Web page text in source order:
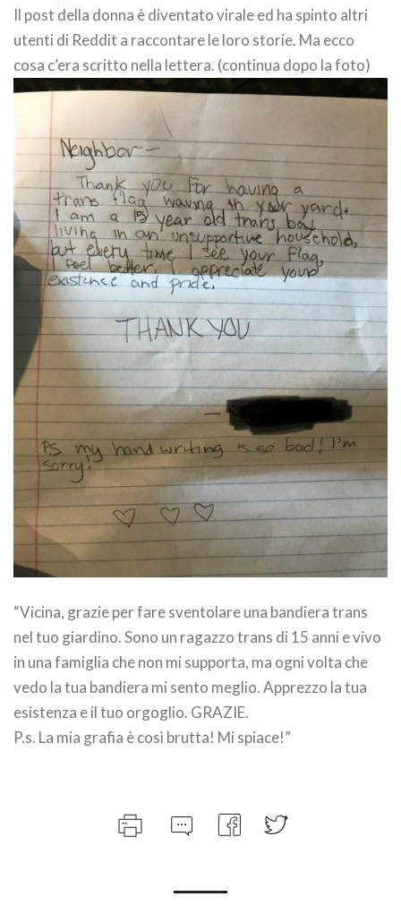
Il post della donna è diventato virale ed ha spinto altri
utenti di Reddit a raccontare le loro storie. Ma ecco
cosa c’era scritto nella lettera. (continua dopo la foto)
“Vicina, grazie per fare sventolare una bandiera trans
nel tuo giardino. Sono un ragazzo trans di 15 anni e vivo
in una famiglia che non mi supporta, ma ogni volta che
vedo la tua bandiera mi sento meglio. Apprezzo la tua
esistenza e il tuo orgoglio. GRAZIE.
P.s. La mia grafia è così brutta! Mi spiace!”